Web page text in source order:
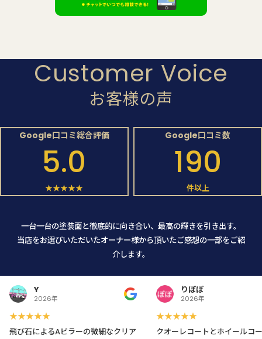
Customer Voice
お客様の声
Google口コミ総合評価
5.0
★★★★★
Google口コミ数
190
件以上
一台一台の塗装面と徹底的に向き合い、最高の輝きを引き出す。
当店をお選びいただいたオーナー様から頂いたご感想の一部をご紹
介します。
Y
2026年
★★★★★
飛び石によるAピラーの微細なクリア
りぽぽ
2026年
★★★★★
クオーレコートとホイールコ